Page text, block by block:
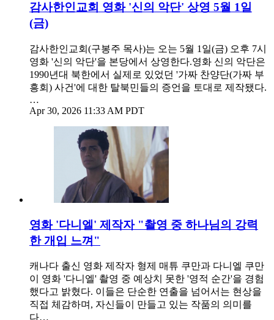
감사한인교회 영화 '신의 악단' 상영 5월 1일
(금)
감사한인교회(구봉주 목사)는 오는 5월 1일(금) 오후 7시
영화 '신의 악단'을 본당에서 상영한다.영화 신의 악단은
1990년대 북한에서 실제로 있었던 '가짜 찬양단(가짜 부
흥회) 사건'에 대한 탈북민들의 증언을 토대로 제작됐다.
…
Apr 30, 2026 11:33 AM PDT
영화 '다니엘' 제작자 "촬영 중 하나님의 강력
한 개입 느껴"
캐나다 출신 영화 제작자 형제 매튜 쿠만과 다니엘 쿠만
이 영화 '다니엘' 촬영 중 예상치 못한 '영적 순간'을 경험
했다고 밝혔다. 이들은 단순한 연출을 넘어서는 현상을
직접 체감하며, 자신들이 만들고 있는 작품의 의미를
다…